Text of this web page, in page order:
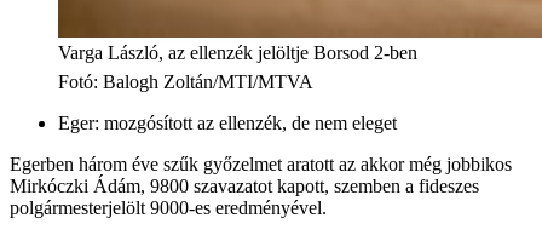
Varga László, az ellenzék jelöltje Borsod 2-ben
Fotó: Balogh Zoltán/MTI/MTVA
Eger: mozgósított az ellenzék, de nem eleget
Egerben három éve szűk győzelmet aratott az akkor még jobbikos
Mirkóczki Ádám, 9800 szavazatot kapott, szemben a fideszes
polgármesterjelölt 9000-es eredményével.